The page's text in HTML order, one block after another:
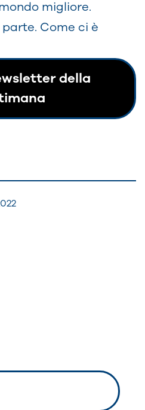
migliore.
Come ci è
della